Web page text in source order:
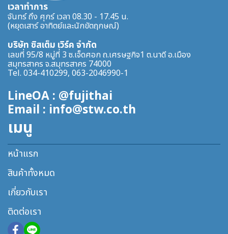
เวลาทำการ
จันทร์ ถึง ศุกร์ เวลา 08.30 - 17.45 น.
(หยุดเสาร์ อาทิตย์และนักขัตฤกษณ์)
บริษัท ซิสเต็ม เวิร์ค จำกัด
เลขที่ 95/8 หมู่ที่ 3 ซ.เจ็ดศอก ถ.เศรษฐกิจ1 ต.นาดี อ.เมือง
สมุทรสาคร จ.สมุทรสาคร 74000
Tel. 034-410299, 063-2046990-1
LineOA : @fujithai
Email : info@stw.co.th
เมนู
หน้าแรก
สินค้าทั้งหมด
เกี่ยวกับเรา
ติดต่อเรา